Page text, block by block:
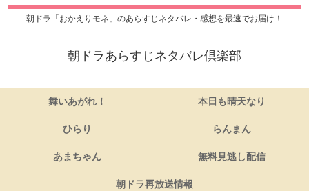
朝ドラ「おかえりモネ」のあらすじネタバレ・感想を最速でお届け！
朝ドラあらすじネタバレ倶楽部
舞いあがれ！ 本日も晴天なり
ひらり らんまん
あまちゃん 無料見逃し配信
朝ドラ再放送情報